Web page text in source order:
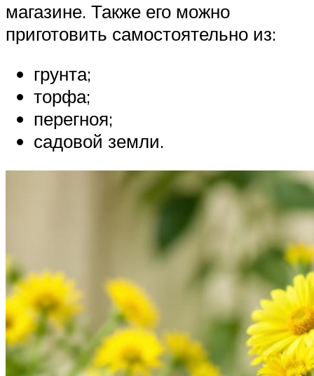
магазине. Также его можно
приготовить самостоятельно из:
грунта;
торфа;
перегноя;
садовой земли.